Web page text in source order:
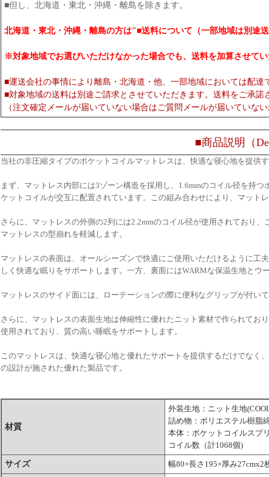
■但し、北海道・東北・沖縄・離島を除きます。
北海道・東北・沖縄・離島の方は"■送料について（一部地域は別途
※対象地域でお選びいただけなかった場合でも、送料を加算させてい
■運送会社の事情により離島・北海道・他、一部地域においては配達
■対象地域の送料は別途ご請求とさせていただきます。送料をご承
（注文確定メールが届いていない場合はご質問メールが届いていな
■商品説明（
当社の非圧縮タイプのポケットコイルマットレスは、快適な寝心地を提供
まず、マットレス内部には3ゾーン構造を採用し、1.6mmのコイル径を持
ケットコイルが交互に配置されています。この組み合わせにより、マット
さらに、マットレスの外側の2列には2.2mmのコイル径が使用されており
マットレスの型崩れを軽減します。
マットレスの表面は、オールシーズンで快適にご使用いただけるように工
しく快適な眠りをサポートします。一方、裏面にはWARMな保温生地とウ
マットレスのサイド面には、ローテーションの際に便利なグリップが付い
さらに、マットレスの表面生地は伸縮性に優れたニット素材で作られて
使用されており、質の高い睡眠をサポートします。
このマットレスは、快適な寝心地と優れたサポートを提供するだけでなく
の設計が施された優れた製品です。
材質
外装生地：ニット生地
詰め物：ポリエステル樹脂
本体：ポケットコイルスプ
コイル数（計1068個)
サイズ 幅80×長さ195×厚み27cmx2